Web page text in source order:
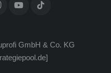
GmbH & Co. KG
]